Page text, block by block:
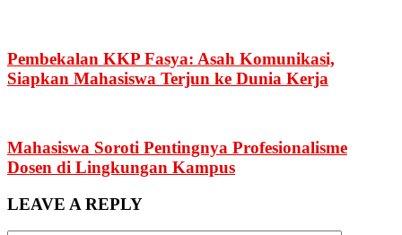
Pembekalan KKP Fasya: Asah Komunikasi,
Siapkan Mahasiswa Terjun ke Dunia Kerja
Mahasiswa Soroti Pentingnya Profesionalisme
Dosen di Lingkungan Kampus
LEAVE A REPLY